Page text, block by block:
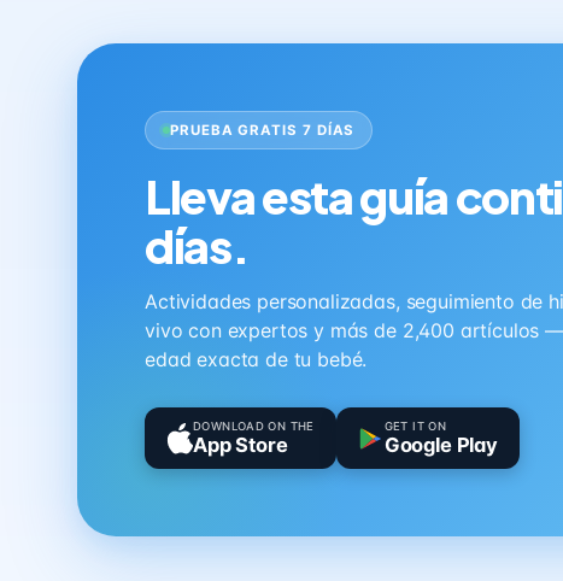
PRUEBA GRATIS 7 DÍAS
Lleva esta guía
días.
Actividades personalizadas, seguimiento de
vivo con expertos y más de 2,400 artículos
edad exacta de tu bebé.
DOWNLOAD ON THE
App Store
GET IT ON
Google Play